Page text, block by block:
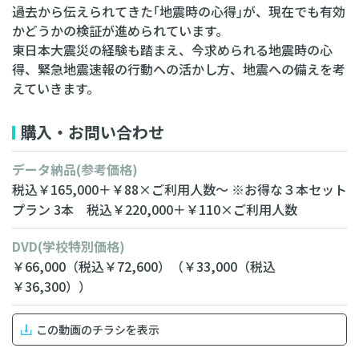
過去から伝えられてきた｢地震時の心得｣が、現在でも有効
かどうかの検証が進められています。
東日本大震災の経験も踏まえ、今求められる地震時の心
得、緊急地震速報の行動への活かし方、地震への備えを考
えていきます。
購入・お問い合わせ
データ納品(参考価格)
税込￥165,000＋￥88×ご利用人数～ ※お得な３本セット
プラン 3本 税込￥220,000＋￥110×ご利用人数
DVD(学校特別価格)
￥66,000 （税込￥72,600） （￥33,000 （税込
￥36,300））
この動画のチラシを表示